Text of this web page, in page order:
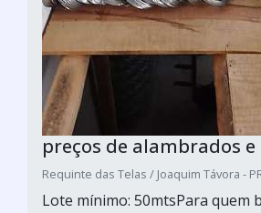
preços de alambrados e
Requinte das Telas / Joaquim Távora -
Lote mínimo: 50mtsPara quem